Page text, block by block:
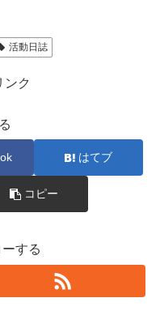
活動日誌
ンク
はてブ
コピー
する